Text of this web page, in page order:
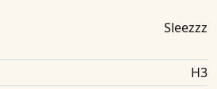
Sleezzz
H3